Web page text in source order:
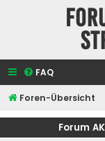
FAQ
Foren-Übersicht
Forum